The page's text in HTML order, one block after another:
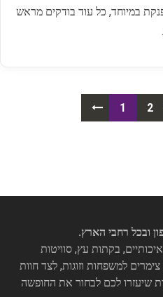
במיוחד, כל עוד בודקים מראש
1 2
ובכל רחבי הארץ.
בקתות עץ, סוויטות
למשפחות וזוגות, לצד חוות
שיעזרו לכם לבחור את החופשה